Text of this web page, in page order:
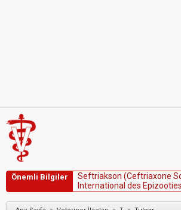
Önemli Bilgiler Seftriakson (Ceftriaxone S
nternationa des Epizooties
kuşaksefalosporinlerikuş,
hayvanvedomuztürlerind